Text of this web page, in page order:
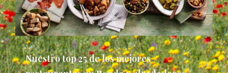
Nuestro top 25 de los mejores